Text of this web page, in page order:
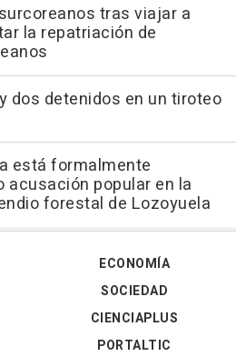
tras viajar a
la repatriación de
dos detenidos en un tiroteo
está formalmente
acusación popular en la
forestal de Lozoyuela
ECONOMÍA
SOCIEDAD
CIENCIAPLUS
PORTALTIC